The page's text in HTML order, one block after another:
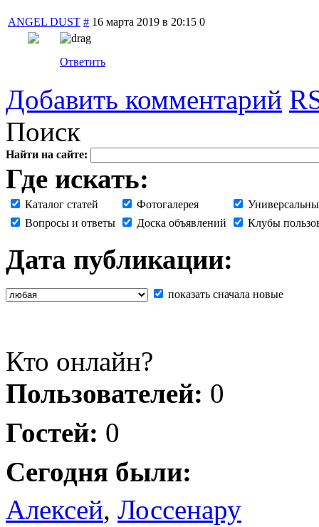
ANGEL DUST # 16 марта 2019 в 20:15 0
Ответить
Добавить комментарий
Поиск
Найти на сайте:
Где искать:
Каталог статей Фотогалерея
Вопросы и ответы
Доска объявлений Клубы
Дата публикации:
показать сначала новые
Кто онлайн?
Пользователей: 0
Гостей: 0
Сегодня были:
Алексей, Лоссенару